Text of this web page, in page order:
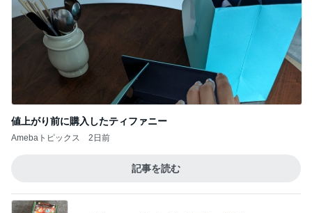
値上がり前に購入したティファニー
Amebaトピックス 2日前
記事を読む